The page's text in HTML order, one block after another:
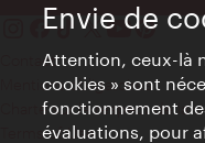
Contact
Mentions obligatoires
Charte sur le respect de la
Terms of Use
Envie de
Attention, ceux-là
cookies » sont
fonctionnement
évaluations, pour